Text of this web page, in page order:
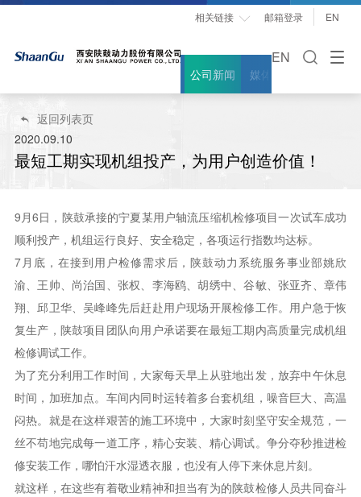
相关链接  邮箱登录 EN
EN
公司新闻 媒体聚焦

返回列表页
2020.09.10
最短工期实现机组投产，为用户创造价值！
9月6日，陕鼓承接的宁夏某用户轴流压缩机检修项目一次试车成功
顺利投产，机组运行良好、安全稳定，各项运行指数均达标。
7月底，在接到用户检修需求后，陕鼓动力系统服务事业部姚欣
渝、王帅、尚治国、张权、李海鸥、胡绣中、谷敏、张亚齐、章伟
翔、邱卫华、吴峰峰先后赶赴用户现场开展检修工作。用户急于恢
复生产，陕鼓项目团队向用户承诺要在最短工期内高质量完成机组
检修调试工作。
为了充分利用工作时间，大家每天早上从驻地出发，放弃中午休息
时间，加班加点。车间内同时运转着多台套机组，噪音巨大、高温
闷热。就是在这样艰苦的施工环境中，大家时刻坚守安全规范，一
丝不苟地完成每一道工序，精心安装、精心调试。争分夺秒推进检
修安装工作，哪怕汗水湿透衣服，也没有人停下来休息片刻。
就这样，在这些有着敬业精神和担当有为的陕鼓检修人员共同奋斗